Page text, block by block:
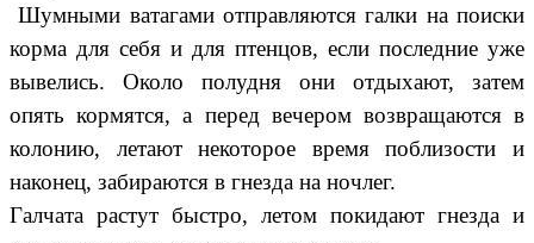
Шумными ватагами отправляются галки на поиски
корма для себя и для птенцов, если последние уже
вывелись. Около полудня они отдыхают, затем
опять кормятся, а перед вечером возвращаются в
колонию, летают некоторое время поблизости и
наконец, забираются в гнезда на ночлег.
Галчата растут быстро, летом покидают гнезда и